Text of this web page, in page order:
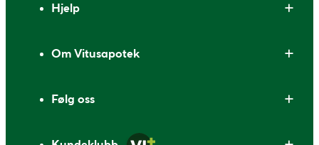
Hjelp
Om Vitusapotek
Følg oss